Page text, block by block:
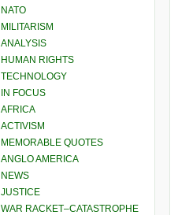
NATO
MILITARISM
ANALYSIS
HUMAN RIGHTS
TECHNOLOGY
IN FOCUS
AFRICA
ACTIVISM
MEMORABLE QUOTES
ANGLO AMERICA
NEWS
JUSTICE
WAR RACKET–CATASTROPHE